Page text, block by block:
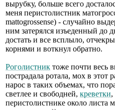
вырубку, больше всего
меня перистолистник
mattogrossense) - случайно
ним затерялся изъеденный до
достать и все всплыло,
корнями и воткнул обратно.
Роголистник тоже почти весь
пострадала ротала, мох в этот
нарос в таких объемах, что
светлее и свободней, креветки,
перистолистнике около листа